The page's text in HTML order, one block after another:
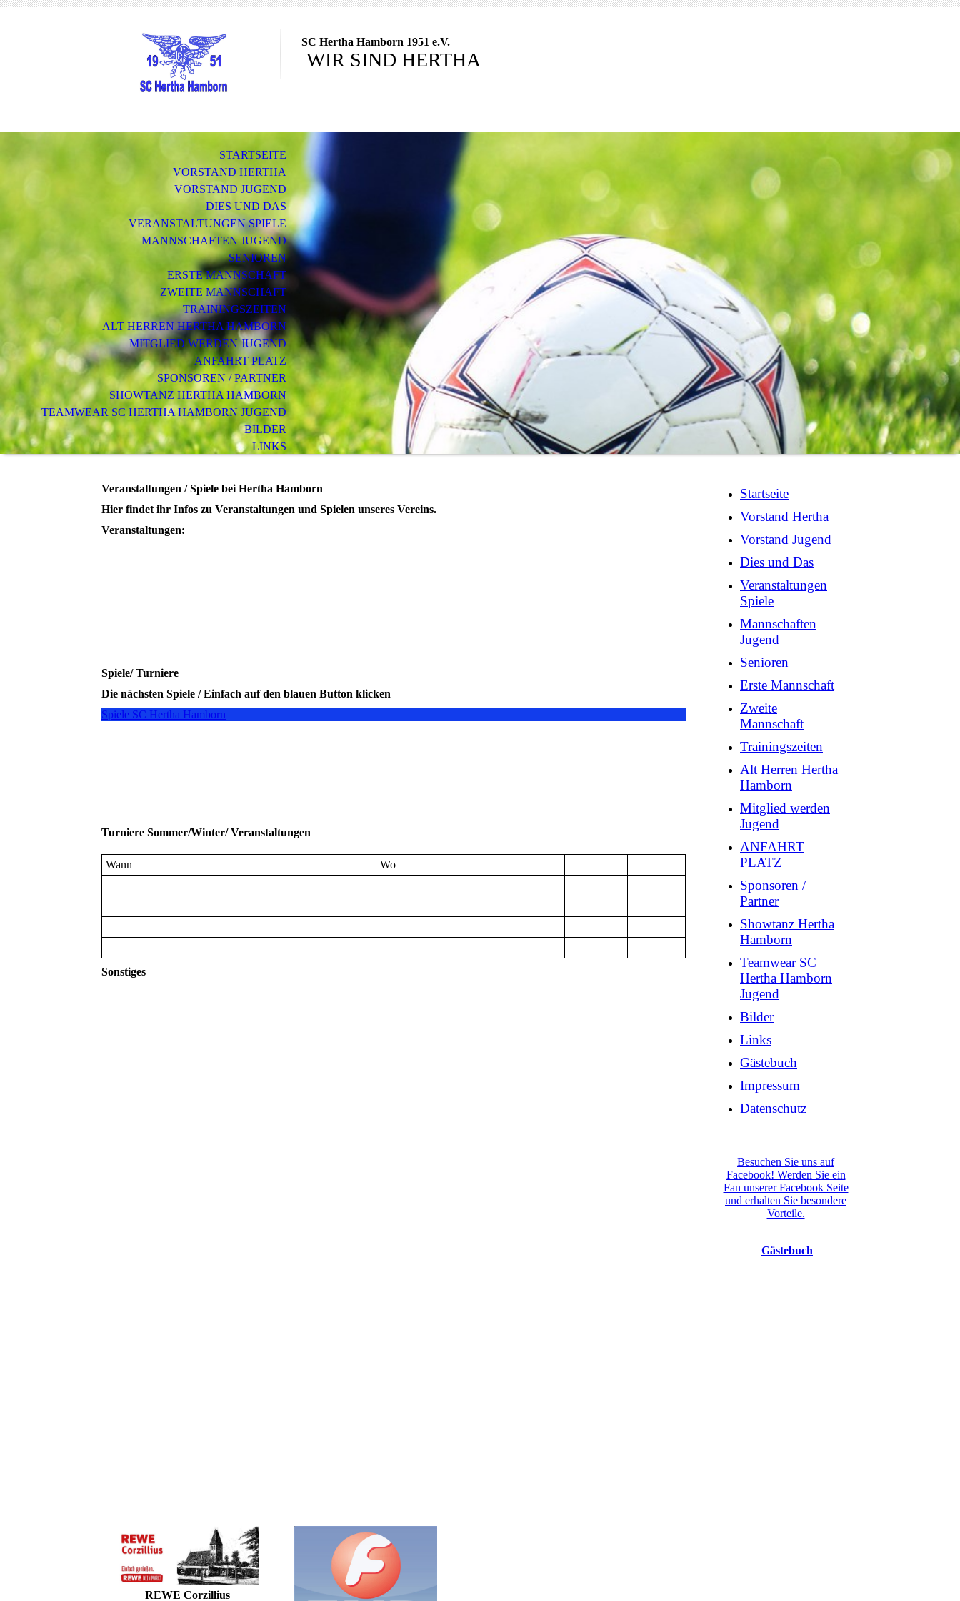
SC Hertha Hamborn 1951 e.V.
WIR SIND HERTHA
STARTSEITE
VORSTAND HERTHA
VORSTAND JUGEND
DIES UND DAS
VERANSTALTUNGEN SPIELE
MANNSCHAFTEN JUGEND
SENIOREN
ERSTE MANNSCHAFT
ZWEITE MANNSCHAFT
TRAININGSZEITEN
ALT HERREN HERTHA HAMBORN
MITGLIED WERDEN JUGEND
ANFAHRT PLATZ
SPONSOREN / PARTNER
SHOWTANZ HERTHA HAMBORN
TEAMWEAR SC HERTHA HAMBORN JUGEND
BILDER
LINKS
Veranstaltungen / Spiele bei Hertha Hamborn
Hier findet ihr Infos zu Veranstaltungen und Spielen unseres Vereins.
Veranstaltungen:
Spiele/ Turniere
Die nächsten Spiele / Einfach auf den blauen Button klicken
Spiele SC Hertha Hamborn
Turniere Sommer/Winter/ Veranstaltungen
Wann Wo
Sonstiges
Startseite
Vorstand Hertha
Vorstand Jugend
Dies und Das
Veranstaltungen
Spiele
Mannschaften
Jugend
Senioren
Erste Mannschaft
Zweite
Mannschaft
Trainingszeiten
Alt Herren Hertha
Hamborn
Mitglied werden
Jugend
ANFAHRT
PLATZ
Sponsoren /
Partner
Showtanz Hertha
Hamborn
Teamwear SC
Hertha Hamborn
Jugend
Bilder
Links
Gästebuch
Impressum
Datenschutz
Besuchen Sie uns auf
Facebook! Werden Sie ein
Fan unserer Facebook Seite
und erhalten Sie besondere
Vorteile.
Gästebuch
REWE Corzillius